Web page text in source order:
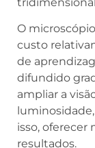
O
custo
de
difundido
ampliar a
isso, oferecer
resultados.